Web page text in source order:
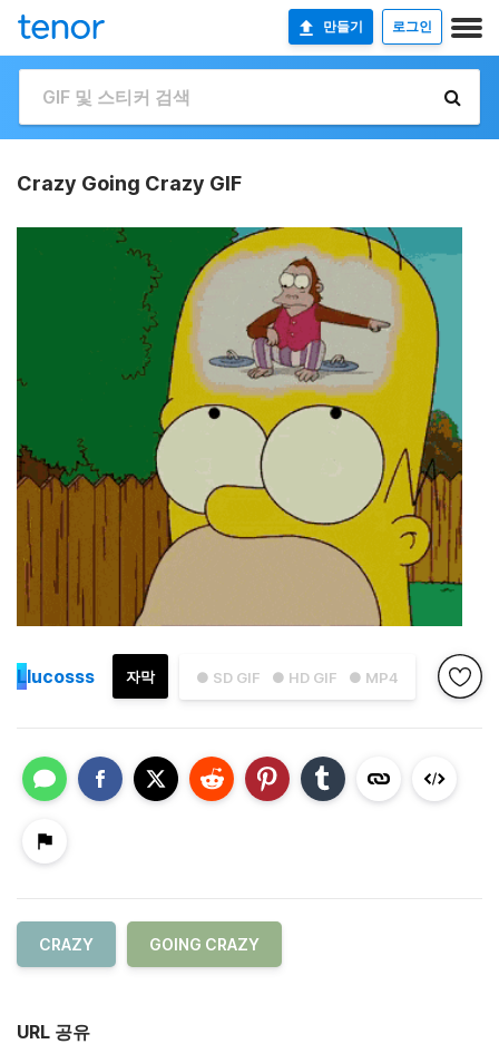
만들기 로그인
Crazy Going Crazy GIF
● SD GIF ● HD GIF ● MP4
자막
Llucosss
CRAZY GOING CRAZY
URL 공유